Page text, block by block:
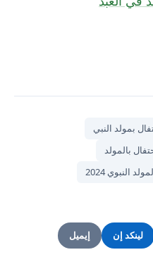
بمولد النبي
بالمولد
النبوي 2024
لينكد إن إيميل